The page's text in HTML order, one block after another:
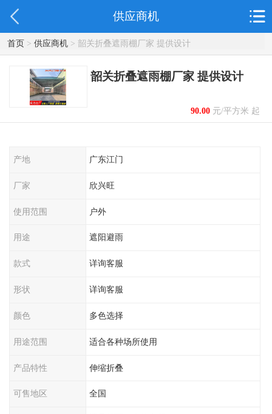
供应商机
首页> 供应商机> 韶关折叠遮雨棚厂家 提供设计
韶关折叠遮雨棚厂家 提供设计
90.00元/平方米 起
产地 广东江门
厂家 欣兴旺
使用范围 户外
用途 遮阳避雨
款式 详询客服
形状 详询客服
颜色 多色选择
用途范围 适合各种场所使用
产品特性 伸缩折叠
可售地区 全国